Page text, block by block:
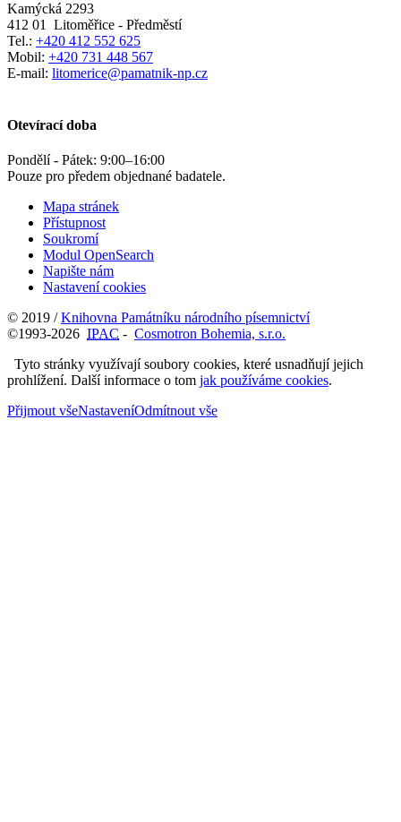
Kamýcká 2293
412 01 Litoměřice - Předměstí
Tel.: +420 412 552 625
Mobil: +420 731 448 567
E-mail: litomerice@pamatnik-np.cz
Otevírací doba
Pondělí - Pátek: 9:00–16:00
Pouze pro předem objednané badatele.
Mapa stránek
Přístupnost
Soukromí
Modul OpenSearch
Napište nám
Nastavení cookies
© 2019 /Knihovna Památníku národního písemnictví
©1993-2026 IPAC - Cosmotron Bohemia, s.r.o.
Tyto stránky využívají soubory cookies, které usnadňují jejich
prohlížení. Další informace o tom jak používáme cookies.
Přijmout všeNastaveníOdmítnout vše